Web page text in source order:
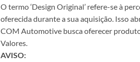
O termo ‘Design Original’ refere-se à
oferecida durante a sua aquisição. Isso
COM Automotive busca oferecer
Valores.
AVISO: